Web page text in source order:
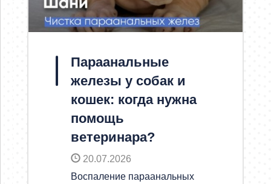
Параанальные
железы у собак и
кошек: когда нужна
помощь
ветеринара?
20.07.2026
Воспаление параанальных